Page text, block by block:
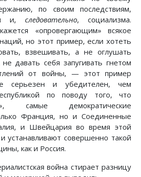
по своим последствиям,
и, следовательно, социализма.
«опровергающим» всякое
но этот пример, если хотеть
взвешивать, а не оглушать
давать себя запугивать гнетом
от войны, — этот пример
серьезен и убедителен, чем
по поводу того, что
самые демократические
Франция, но и Соединенные
и Швейцария во время этой
устанавливают совершенно такой
как и Россия.
война стирает разницу